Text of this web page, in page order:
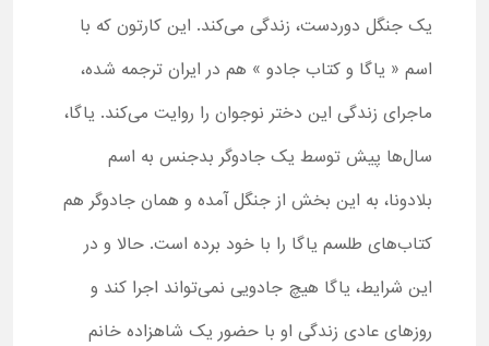
یک جنگل دوردست، زندگی می‌کند. این کارتون که با
اسم « یاگا و کتاب جادو » هم در ایران ترجمه شده،
ماجرای زندگی این دختر نوجوان را روایت می‌کند. یاگا،
سال‌ها پیش توسط یک جادوگر بدجنس به اسم
بلادونا، به این بخش از جنگل آمده و همان جادوگر هم
کتاب‌های طلسم یاگا را با خود برده است. حالا و در
این شرایط، یاگا هیچ جادویی نمی‌تواند اجرا کند و
روزهای عادی زندگی او با حضور یک شاهزاده خانم